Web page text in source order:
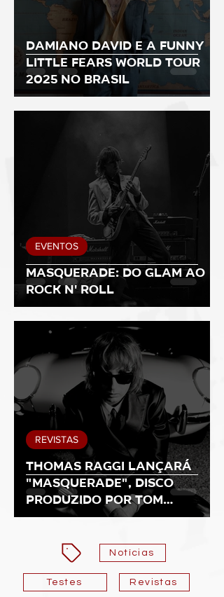
Damiano David e a Funny
Little Fears World Tour
2025 no brasil
MASQUERADE: Do Glam ao
Rock N' Roll
EVENTOS
Thomas Raggi lançará
"MASQUERADE", disco
produzido por Tom
Morello
REVISTAS
Notícias
Testes Revistas